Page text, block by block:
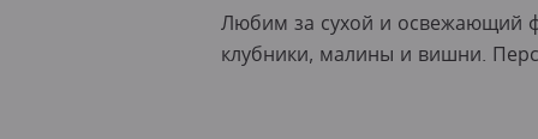
Любим за сухой и освежающий
клубники, малины и вишни.